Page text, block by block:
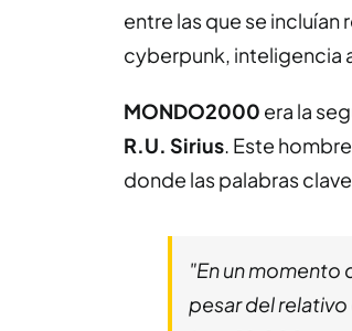
entre las que se incluían
cyberpunk, inteligencia
MONDO2000 era la
R.U. Sirius. Este
donde las palabras
"En un momento
pesar del relativo